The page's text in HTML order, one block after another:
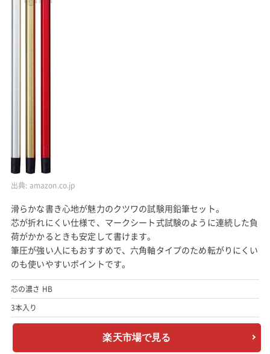
出典: amazon.co.jp
滑らかな書き心地が魅力のクツワの試験用鉛筆セット。
芯が折れにくい仕様で、マークシート式試験のように連続した負
荷がかかるときも安定して書けます。
筆圧が強い人にもおすすめで、六角軸タイプのため転がりにくい
のも使いやすいポイントです。
芯の濃さ HB
3本入り
楽天市場で見る